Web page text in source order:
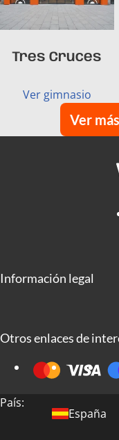
Tres Cruces
Ver gimnasio
Ver
Información legal
Otros enlaces de
País:
España